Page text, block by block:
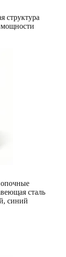
структура
сталь
синий